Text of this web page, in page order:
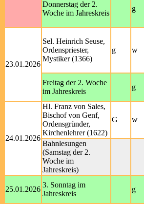
Donnerstag der 2.
Woche im Jahreskreis
g
23.01.2026
Sel. Heinrich Seuse,
Ordenspriester,
Mystiker (1366)
g w
Freitag der 2. Woche
im Jahreskreis
g
24.01.2026
Hl. Franz von Sales,
Bischof von Genf,
Ordensgründer,
Kirchenlehrer (1622)
G w
Bahnlesungen
(Samstag der 2.
Woche im
Jahreskreis)
25.01.2026
3. Sonntag im
Jahreskreis
g